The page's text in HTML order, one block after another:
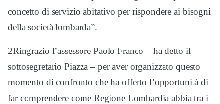
concetto di servizio abitativo per rispondere ai bisogni
della società lombarda”.
2Ringrazio l’assessore Paolo Franco – ha detto il
sottosegretario Piazza – per aver organizzato questo
momento di confronto che ha offerto l’opportunità di
far comprendere come Regione Lombardia abbia tra i